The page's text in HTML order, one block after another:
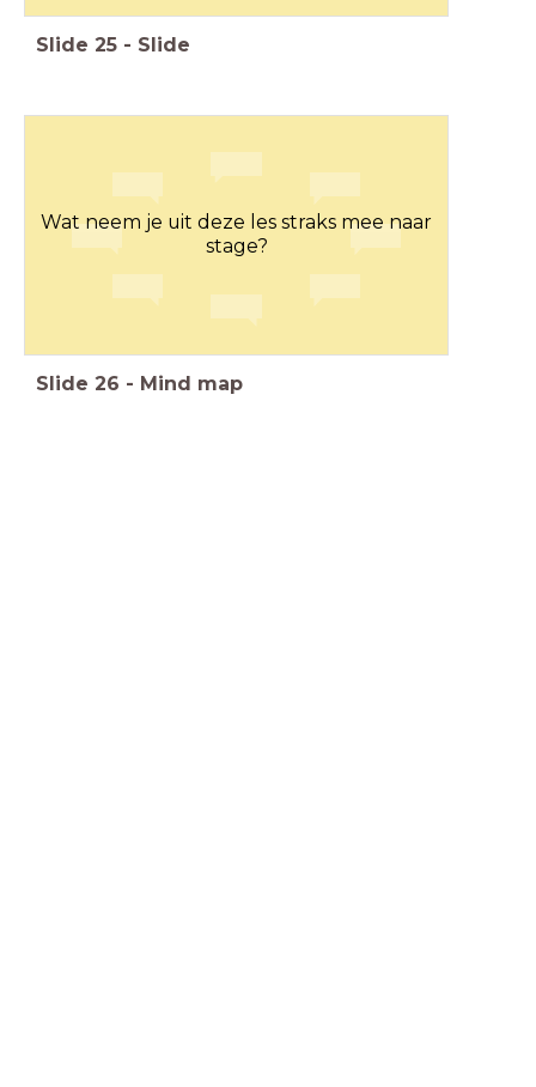
Slide 25 - Slide
Wat neem je uit deze les straks mee naar
stage?
Slide 26 - Mind map